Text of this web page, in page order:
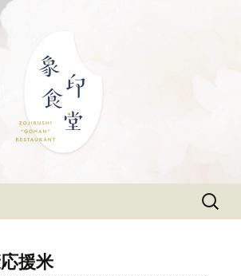
ばスカイオにある
食堂」の公式ブログ
食「象印食堂」。象印マ
「ごはんレストラン」と
いごはんをご提供しま
検
援米